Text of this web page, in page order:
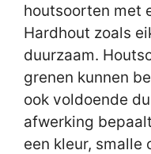
houtsoorten met
Hardhout zoals
duurzaam.
grenen kunnen
ook voldoende
afwerking
een kleur, smalle